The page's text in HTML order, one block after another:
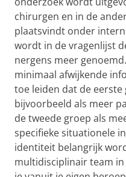
chirurgen en in de
plaatsvindt onder
wordt in de vragenlijst
nergens meer
minimaal afwijkende
toe leiden dat de
bijvoorbeeld als meer
de tweede groep als
specifieke situationele
identiteit belangrijk
multidisciplinair team